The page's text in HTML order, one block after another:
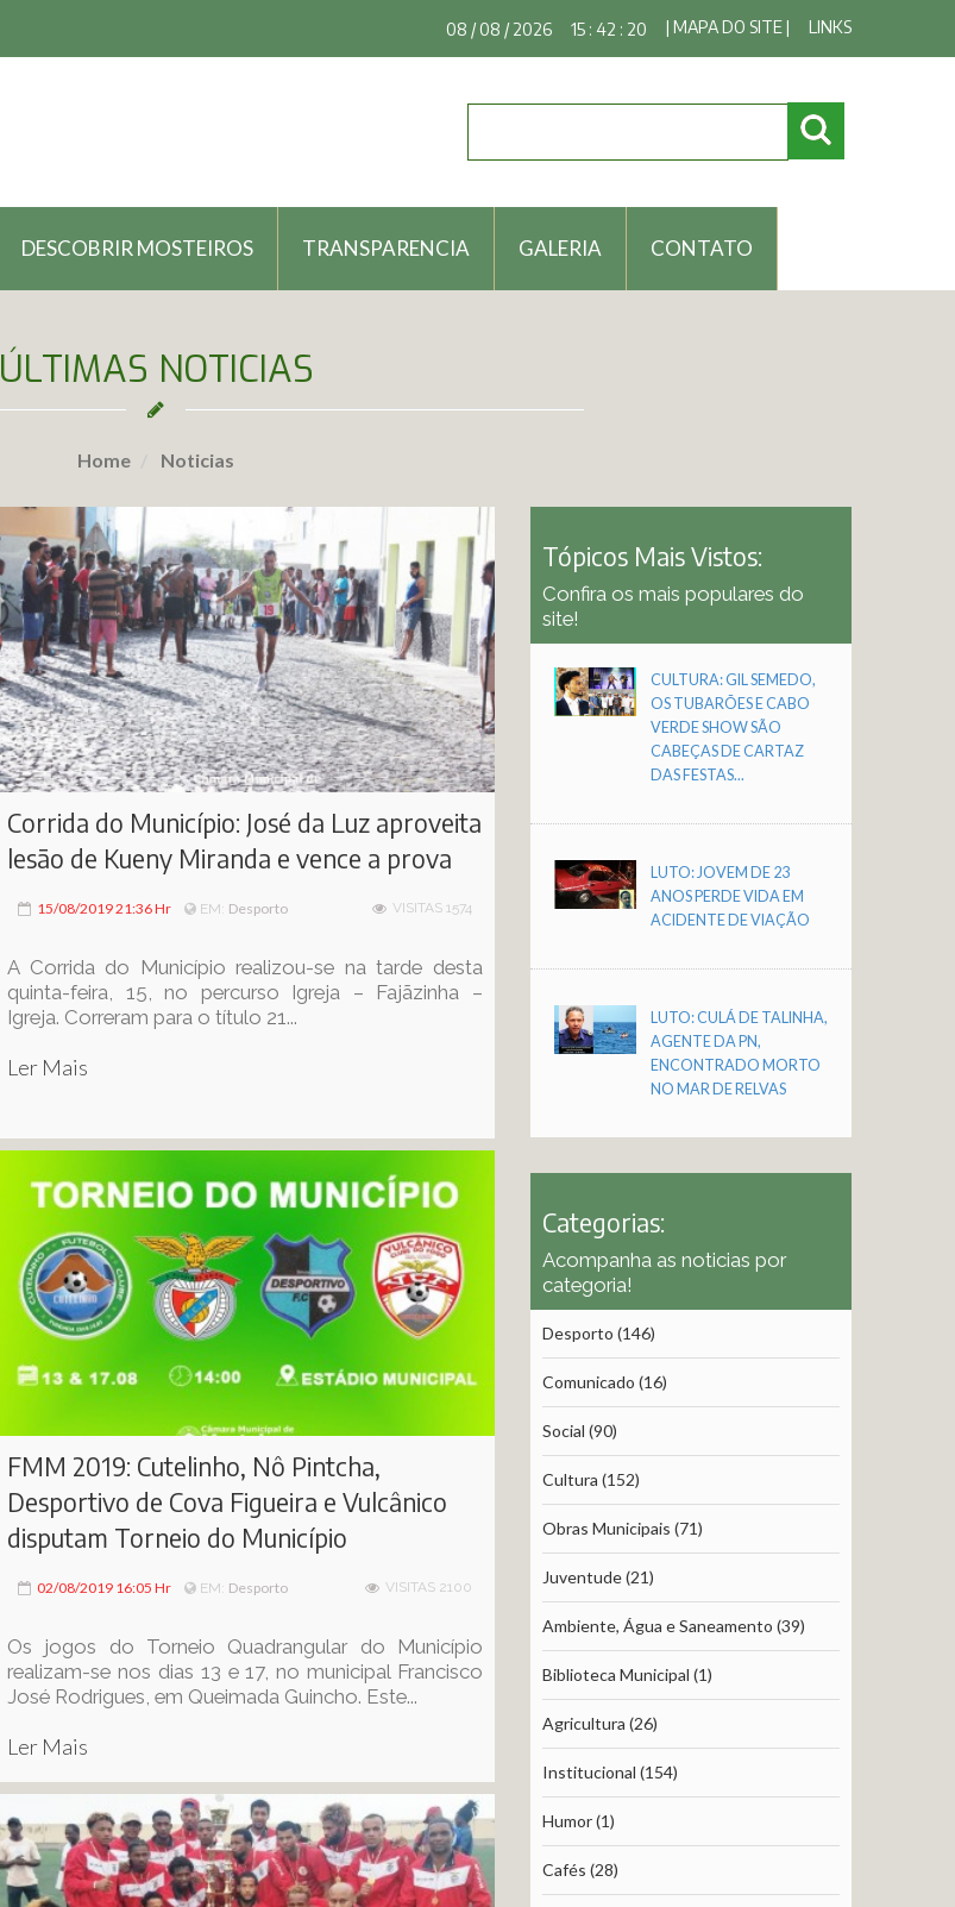
08 / 08 / 2026 15 : 42 : 21 | MAPA DO SITE | LINKS
DESCOBRIR MOSTEIROS TRANSPARENCIA GALERIA CONTATO
ÚLTIMAS NOTICIAS
Home Noticias
Corrida do Município: José da Luz aproveita
lesão de Kueny Miranda e vence a prova
15/08/2019 21:36 Hr EM: Desporto VISITAS 1574
A Corrida do Município realizou-se na tarde desta
quinta-feira, 15, no percurso Igreja – Fajãzinha –
Igreja. Correram para o título 21...
Ler Mais
FMM 2019: Cutelinho, Nô Pintcha,
Desportivo de Cova Figueira e Vulcânico
disputam Torneio do Município
02/08/2019 16:05 Hr EM: Desporto VISITAS 2100
Os jogos do Torneio Quadrangular do Município
realizam-se nos dias 13 e 17, no municipal Francisco
José Rodrigues, em Queimada Guincho. Este...
Ler Mais
Tópicos Mais Vistos:
Confira os mais populares do
site!
CULTURA: GIL SEMEDO,
OS TUBARÕES E CABO
VERDE SHOW SÃO
CABEÇAS DE CARTAZ
DAS FESTAS...
LUTO: JOVEM DE 23
ANOS PERDE VIDA EM
ACIDENTE DE VIAÇÃO
LUTO: CULÁ DE TALINHA,
AGENTE DA PN,
ENCONTRADO MORTO
NO MAR DE RELVAS
Categorias:
Acompanha as noticias por
categoria!
Desporto (146)
Comunicado (16)
Social (90)
Cultura (152)
Obras Municipais (71)
Juventude(21)
Ambiente, Água e Saneamento (39)
Biblioteca Municipal (1)
Agricultura (26)
Institucional (154)
Humor(1)
Cafés (28)